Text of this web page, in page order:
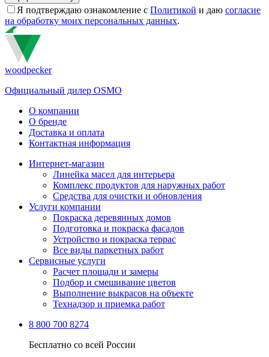
Я подтверждаю ознакомление с Политикой и даю согласие
на обработку моих персональных данных.
woodpecker
Официальный дилер OSMO
О компании
О бренде
Доставка и оплата
Контактная информация
Интернет-магазин
Линейка масел для интерьера
Комплекс продуктов для наружных работ
Средства для очистки и обновления
Услуги компании
Покраска деревянных домов
Подготовка и покраска фасадов
Устройство и покраска террас
Все виды паркетных работ
Сервисные услуги
Расчет площади и замеры
Подбор и смешивание цветов
Выполнение выкрасов на объекте
Технадзор и приемка работ
8 800 700 8274
Бесплатно со всей России